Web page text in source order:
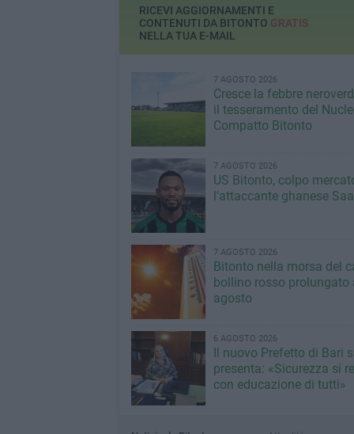
osservazioni e suggerimenti
attività e servizi
possono inviare
RICEVI AGGIORNAMENTI E
CONTENUTI DA BITONTO GRATIS
NELLA TUA E-MAIL
7 AGOSTO 2026
Cresce la febbre
il tesseramento del
Compatto Bitonto
7 AGOSTO 2026
US Bitonto, colpo
l'attaccante ghanese
7 AGOSTO 2026
Bitonto nella morsa del
bollino rosso prolungato
agosto
6 AGOSTO 2026
Il nuovo Prefetto di Bari
presenta: «Sicurezza si
con educazione di tutti»